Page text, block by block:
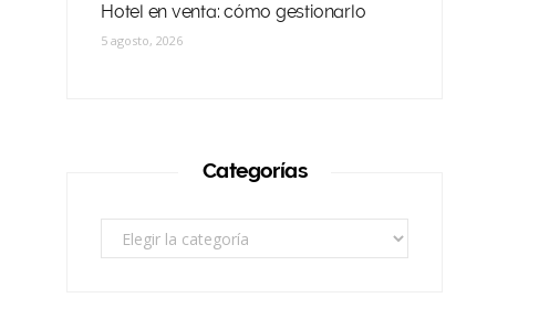
Hotel en venta: cómo gestionarlo
5 agosto, 2026
Categorías
Categorías